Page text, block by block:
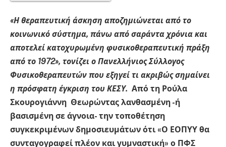
«Η θεραπευτική άσκηση αποζημιώνεται από το
κοινωνικό σύστημα, πάνω από σαράντα χρόνια και
αποτελεί κατοχυρωμένη φυσικοθεραπευτική πράξη
από το 1972», τονίζει ο Πανελλήνιος Σύλλογος
Φυσικοθεραπευτών που εξηγεί τι ακριβώς σημαίνει
η πρόσφατη έγκριση του ΚΕΣΥ. Από τη Ρούλα
Σκουρογιάννη Θεωρώντας λανθασμένη -ή
βασισμένη σε άγνοια- την τοποθέτηση
συγκεκριμένων δημοσιευμάτων ότι «Ο ΕΟΠΥΥ θα
συνταγογραφεί πλέον και γυμναστική» ο ΠΦΣ